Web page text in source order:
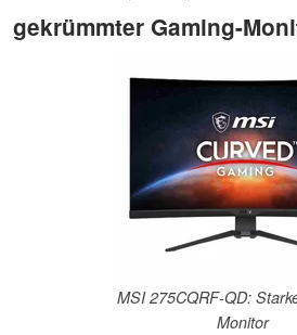
gekrümmter Gaming-
MSI 275CQRF-QD:
Monitor